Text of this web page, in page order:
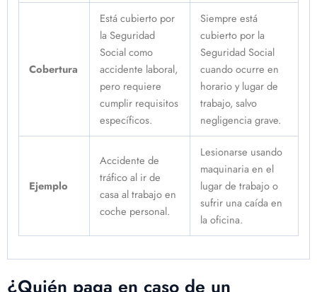
Cobertura
Está cubierto por
la Seguridad
Social como
accidente laboral,
pero requiere
cumplir requisitos
específicos.
Siempre está
cubierto por la
Seguridad Social
cuando ocurre en
horario y lugar de
trabajo, salvo
negligencia grave.
Ejemplo
Accidente de
tráfico al ir de
casa al trabajo en
coche personal.
Lesionarse usando
maquinaria en el
lugar de trabajo o
sufrir una caída en
la oficina.
¿Quién paga en caso de un